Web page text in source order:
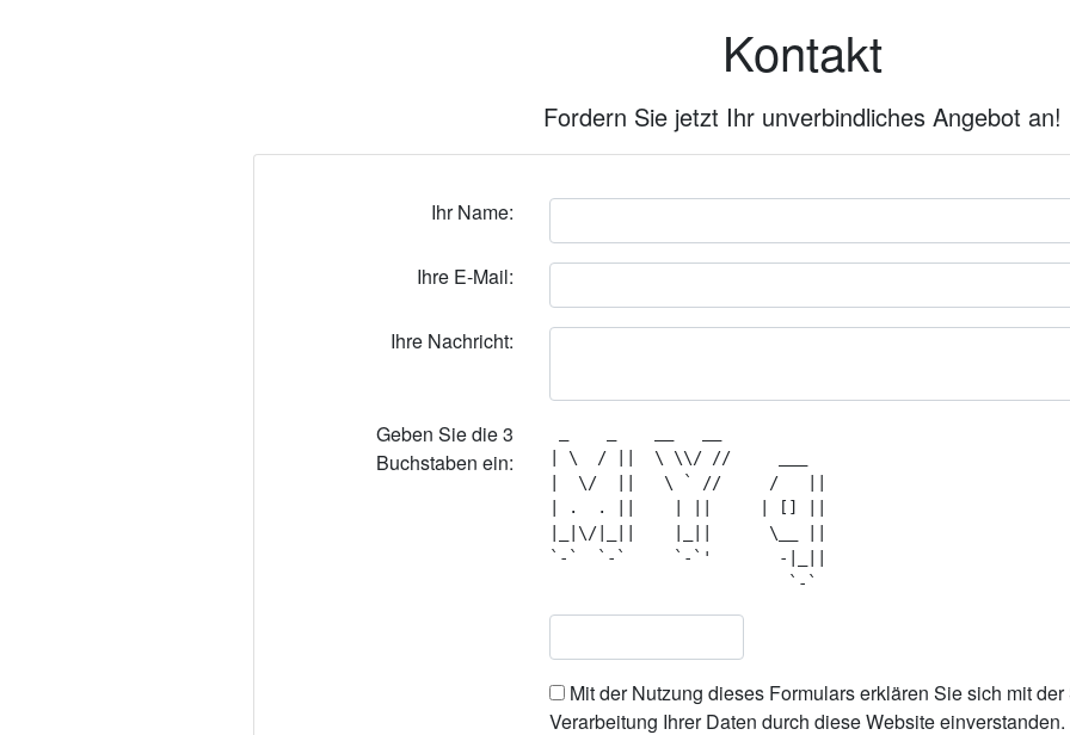
Kontakt
Fordern Sie jetzt Ihr unverbindliches Angebot an!
Ihr Name:
Ihre E-Mail:
Ihre Nachricht:
Geben Sie die 3
Buchstaben ein:
| \  / ||  \ \\/ //     ___
|  \/  ||   \ ` //     /   ||
| .  . ||    | ||     | [] ||
|_|\/|_||    |_||      \__ ||
`-`  `-`     `-`'       -|_||
Mit der Nutzung dieses Formulars erklären Sie sich mit
Verarbeitung Ihrer Daten durch diese Website